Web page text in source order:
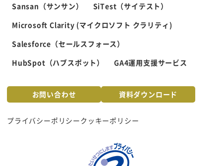
お問い合わせ 資料ダウンロード
プライバシーポリシークッキーポリシー
Sansan（サンサン）
SiTest（サイテスト）
Microsoft Clarity (マイクロソフト クラリティ)
Salesforce（セールスフォース）
HubSpot（ハブスポット）
GA4運用支援サービス